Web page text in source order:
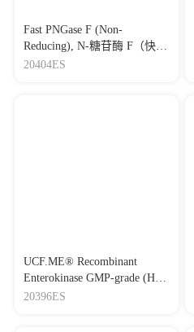
Fast PNGase F (Non-
Reducing), N-糖苷酶 F（快速
版，非还原）
20404ES
UCF.ME® Recombinant
Enterokinase GMP-grade (His
Tag) GMP级重组肠激酶（His
20396ES